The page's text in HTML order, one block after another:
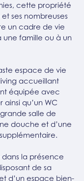
cette propriété
ses nombreuses
un cadre de vie
famille ou à un
espace de vie
accueillant
équipée avec
qu’un WC
salle de
douche et d’une
la présence
de sa
d’un espace bien-